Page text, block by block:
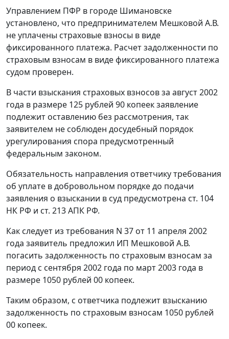
Управлением ПФР в городе Шимановске
установлено, что предпринимателем Мешковой А.В.
не уплачены страховые взносы в виде
фиксированного платежа. Расчет задолженности по
страховым взносам в виде фиксированного платежа
судом проверен.
В части взыскания страховых взносов за август 2002
года в размере 125 рублей 90 копеек заявление
подлежит оставлению без рассмотрения, так
заявителем не соблюден досудебный порядок
урегулирования спора предусмотренный
федеральным законом.
Обязательность направления ответчику требования
об уплате в добровольном порядке до подачи
заявления о взыскании в суд предусмотрена ст. 104
НК РФ и ст. 213АПК РФ.
Как следует из требования N 37 от 11 апреля 2002
года заявитель предложил ИП Мешковой А.В.
погасить задолженность по страховым взносам за
период с сентября 2002 года по март 2003 года в
размере 1050 рублей 00 копеек.
Таким образом, с ответчика подлежит взысканию
задолженность по страховым взносам 1050 рублей
00 копеек.